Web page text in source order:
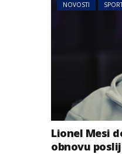
NOVOSTI
Lionel Mesi
obnovu